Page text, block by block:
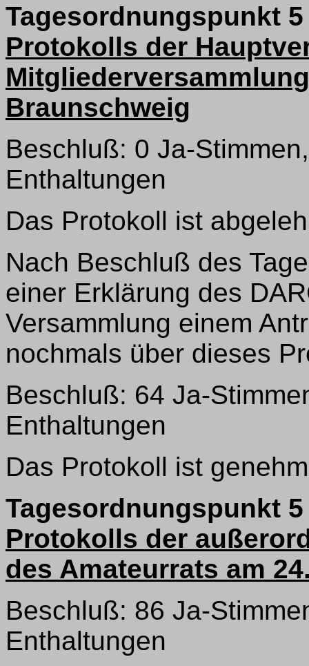
Tagesordnungspunkt
Protokolls der
Braunschweig
Beschluß: 0 Ja-
Enthaltungen
Das Protokoll ist
Nach Beschluß des
einer Erklärung des
Versammlung einem
nochmals über dieses
Beschluß: 64 Ja-
Enthaltungen
Das Protokoll ist
Tagesordnungspunkt
Protokolls der
des Amateurrats am
Beschluß: 86 Ja-
Enthaltungen